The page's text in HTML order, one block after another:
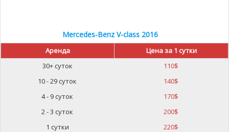
Mercedes-Benz V-class 2016
Аренда
Цена за 1 сутки
30+ суток
110$
10 - 29 суток
140$
4 - 9 суток
170$
2 - 3 суток
200$
1 сутки
220$